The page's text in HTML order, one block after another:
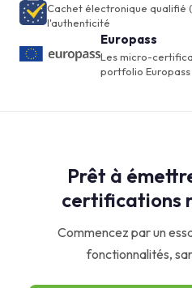
Cachet électronique qualifié
l'authenticité
Europass
Les micro-
portfolio Europass
Prêt à
certifications
Commencez par un
fonctionnalités,